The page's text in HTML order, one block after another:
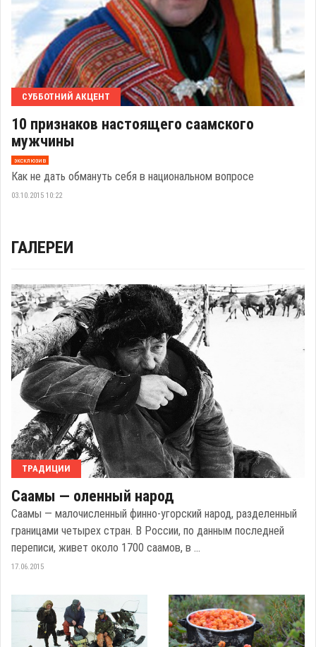
СУББОТНИЙ АКЦЕНТ
10 признаков настоящего саамского
мужчины
эксклюзив
Как не дать обмануть себя в национальном вопросе
03.10.2015 10:22
ГАЛЕРЕИ
ТРАДИЦИИ
Саамы — оленный народ
Саамы — малочисленный финно-угорский народ, разделенный
границами четырех стран. В России, по данным последней
переписи, живет около 1700 саамов, в ...
17.06.2015